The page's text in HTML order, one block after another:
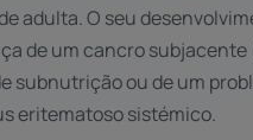
adulta. O seu
de um cancro
subnutrição ou de um
eritematoso sistémico.